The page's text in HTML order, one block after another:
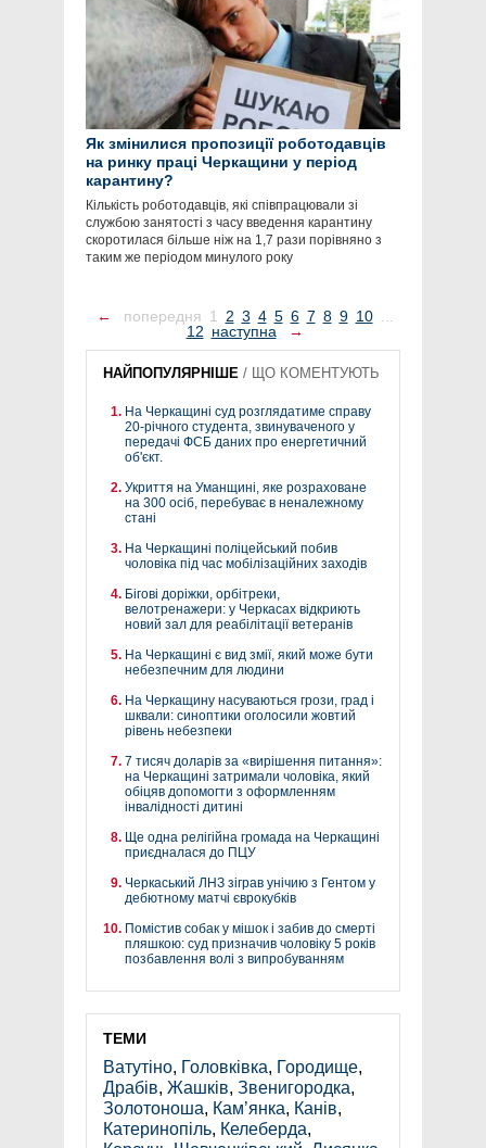
Як змінилися пропозиції роботодавців
на ринку праці Черкащини у період
карантину?
Кількість роботодавців, які співпрацювали зі
службою занятості з часу введення карантину
скоротилася більше ніж на 1,7 рази порівняно з
таким же періодом минулого року
← попередня 1 2 3 4 5 6 7 8 9 10 ...
12 наступна →
НАЙПОПУЛЯРНІШЕ / ЩО КОМЕНТУЮТЬ
На Черкащині суд розглядатиме справу
20-річного студента, звинуваченого у
передачі ФСБ даних про енергетичний
об'єкт.
Укриття на Уманщині, яке розраховане
на 300 осіб, перебуває в неналежному
стані
На Черкащині поліцейський побив
чоловіка під час мобілізаційних заходів
Бігові доріжки, орбітреки,
велотренажери: у Черкасах відкриють
новий зал для реабілітації ветеранів
На Черкащині є вид змії, який може бути
небезпечним для людини
На Черкащину насуваються грози, град і
шквали: синоптики оголосили жовтий
рівень небезпеки
7 тисяч доларів за «вирішення питання»:
на Черкащині затримали чоловіка, який
обіцяв допомогти з оформленням
інвалідності дитині
Ще одна релігійна громада на Черкащині
приєдналася до ПЦУ
Черкаський ЛНЗ зіграв унічию з Гентом у
дебютному матчі єврокубків
Помістив собак у мішок і забив до смерті
пляшкою: суд призначив чоловіку 5 років
позбавлення волі з випробуванням
ТЕМИ
Ватутіно, Головківка, Городище,
Драбів, Жашків, Звенигородка,
Золотоноша, Кам’янка, Канів,
Катеринопіль, Келеберда,